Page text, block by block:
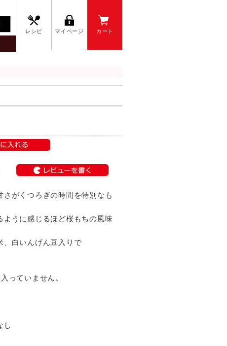
レシピ マイページ カート
さがくつろぎの時間を特別なも
ように感じるほど桜もちの風味
、白いんげん豆入りで
っていません。
し